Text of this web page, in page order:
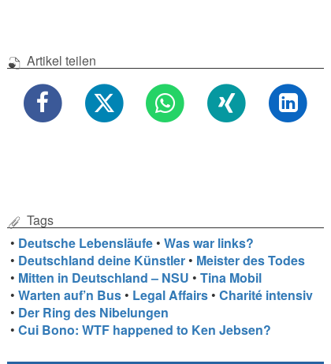
Artikel teilen
Tags
• Deutsche Lebensläufe •Was war links?
• Deutschland deine Künstler • Meister des Todes
• Mitten in Deutschland – NSU •Tina Mobil
•Warten auf’n Bus • Legal Affairs •Charité intensiv
• Der Ring des Nibelungen
•Cui Bono: WTF happened to Ken Jebsen?